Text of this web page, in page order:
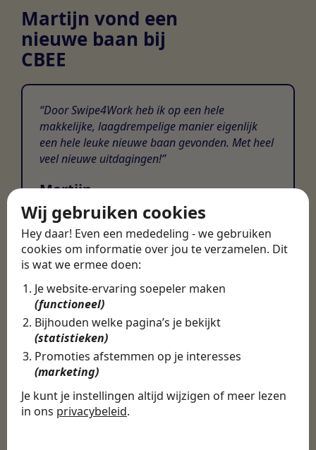
Wij gebruiken cookies
Hey daar! Even een mededeling - we gebruiken
cookies om informatie over jou te verzamelen. Dit
is wat we ermee doen:
Je website-ervaring soepeler maken
(functioneel)
Bijhouden welke pagina’s je bekijkt
(statistieken)
Promoties afstemmen op je interesses
(marketing)
Je kunt je instellingen altijd wijzigen of meer lezen
in ons privacybeleid.
Martijn vond een
nieuwe baan bij
CBEE
Door Swipe4Work heb ik op een hele
makkelijke, laagdrempelige manier eigenlijk
een hele leuke nieuwe baan gevonden. Met heel
veel nieuwe uitdagingen!
Martijn
Certinia Consultant